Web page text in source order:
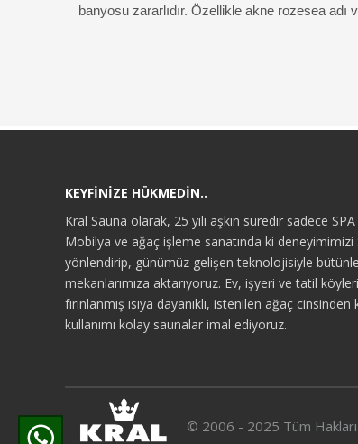
banyosu zararlıdır. Özellikle akne rozesea adı
KEYFİNİZE HÜKMEDİN..
Kral Sauna olarak, 25 yılı aşkın süredir sadece
Mobilya ve ağaç işleme sanatında ki deneyimimizi
yönlendirip, günümüz gelişen teknolojisiyle
mekanlarımıza aktarıyoruz. Ev, işyeri ve tatil
fırınlanmış ısıya dayanıklı, istenilen ağaç
kullanımı kolay saunalar imal ediyoruz.
© 2006 - 2025 Tüm Hakları